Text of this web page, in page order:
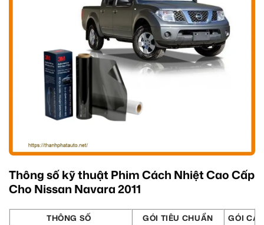
Thông số kỹ thuật Phim Cách Nhiệt Cao Cấp
Cho Nissan Navara 2011
THÔNG SỐ GÓI TIÊU CHUẨN
GÓI